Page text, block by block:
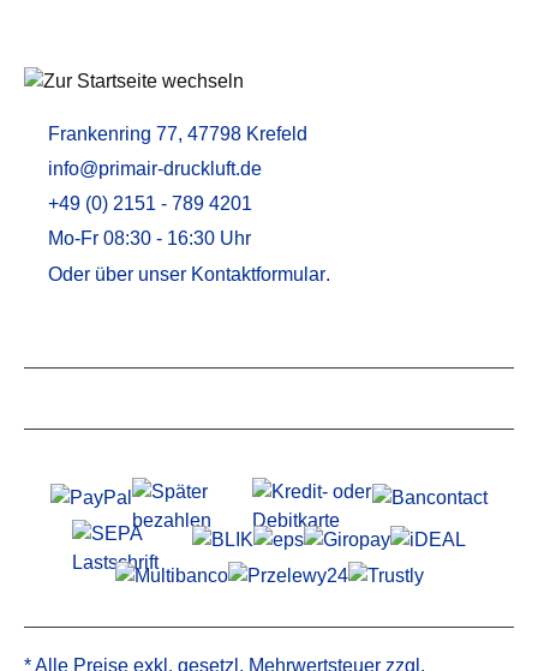
Frankenring 77, 47798 Krefeld
info@primair-druckluft.de
+49 (0) 2151 - 789 4201
Mo-Fr 08:30 - 16:30 Uhr
Oder über unser Kontaktformular.
* Alle Preise exkl. gesetzl. Mehrwertsteuer zzgl.